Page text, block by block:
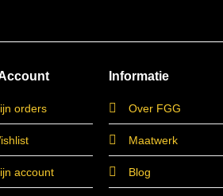
orders
account
Informatie
Over FGG
Maatwerk
Blog